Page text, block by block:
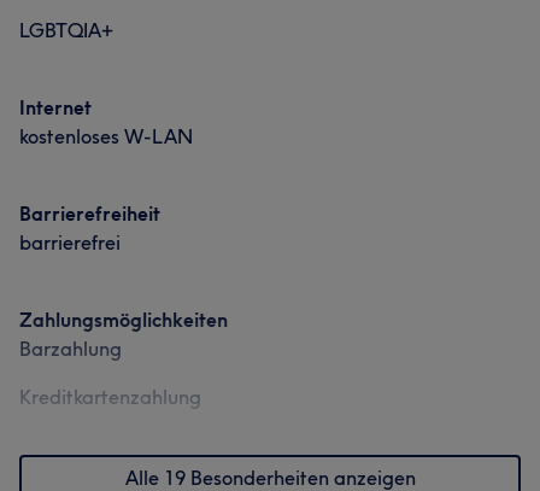
LGBTQIA+
Internet
kostenloses W-LAN
Barrierefreiheit
barrierefrei
Zahlungsmöglichkeiten
Barzahlung
Kreditkartenzahlung
Alle 19 Besonderheiten anzeigen